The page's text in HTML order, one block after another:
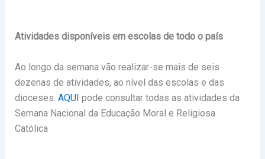
Atividades disponíveis em escolas de todo o país
Ao longo da semana vão realizar-se mais de seis
dezenas de atividades, ao nível das escolas e das
dioceses. AQUI pode consultar todas as atividades da
Semana Nacional da Educação Moral e Religiosa
Católica